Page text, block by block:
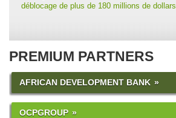
déblocage de plus de 180 millions de dollars
PREMIUM PARTNERS
AFRICAN DEVELOPMENT BANK
OCPGROUP